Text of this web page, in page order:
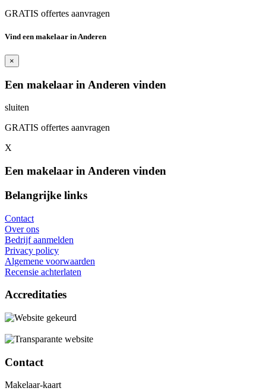
GRATIS offertes aanvragen
Vind een makelaar in Anderen
×
Een makelaar in Anderen vinden
sluiten
GRATIS offertes aanvragen
X
Een makelaar in Anderen vinden
Belangrijke links
Contact
Over ons
Bedrijf aanmelden
Privacy policy
Algemene voorwaarden
Recensie achterlaten
Accreditaties
Contact
Makelaar-kaart